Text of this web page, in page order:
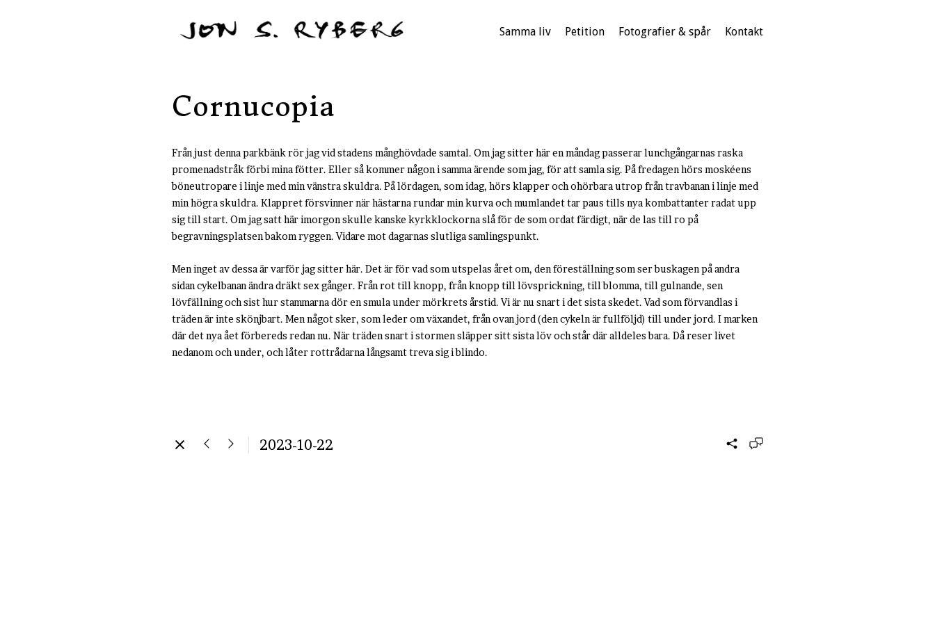
Samma liv Petition Fotografier & spår Kontakt
Cornucopia
Från just denna parkbänk rör jag vid stadens månghövdade samtal. Om jag sitter här en måndag passerar lunchgångarnas raska
promenadstråk förbi mina fötter. Eller så kommer någon i samma ärende som jag, för att samla sig. På fredagen hörs moskéens
böneutropare i linje med min vänstra skuldra. På lördagen, som idag, hörs klapper och ohörbara utrop från travbanan i linje med
min högra skuldra. Klappret försvinner när hästarna rundar min kurva och mumlandet tar paus tills nya kombattanter radat upp
sig till start. Om jag satt här imorgon skulle kanske kyrkklockorna slå för de som ordat färdigt, när de las till ro på
begravningsplatsen bakom ryggen. Vidare mot dagarnas slutliga samlingspunkt.
Men inget av dessa är varför jag sitter här. Det är för vad som utspelas året om, den föreställning som ser buskagen på andra
sidan cykelbanan ändra dräkt sex gånger. Från rot till knopp, från knopp till lövsprickning, till blomma, till gulnande, sen
lövfällning och sist hur stammarna dör en smula under mörkrets årstid. Vi är nu snart i det sista skedet. Vad som förvandlas i
träden är inte skönjbart. Men något sker, som leder om växandet, från ovan jord (den cykeln är fullföljd) till under jord. I marken
där det nya ået förbereds redan nu. När träden snart i stormen släpper sitt sista löv och står där alldeles bara. Då reser livet
nedanom och under, och låter rottrådarna långsamt treva sig i blindo.
2023-10-22